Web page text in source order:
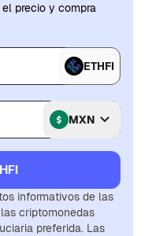
precio y compra
ETHFI
MXN
informativos de las
criptomonedas
preferida. Las